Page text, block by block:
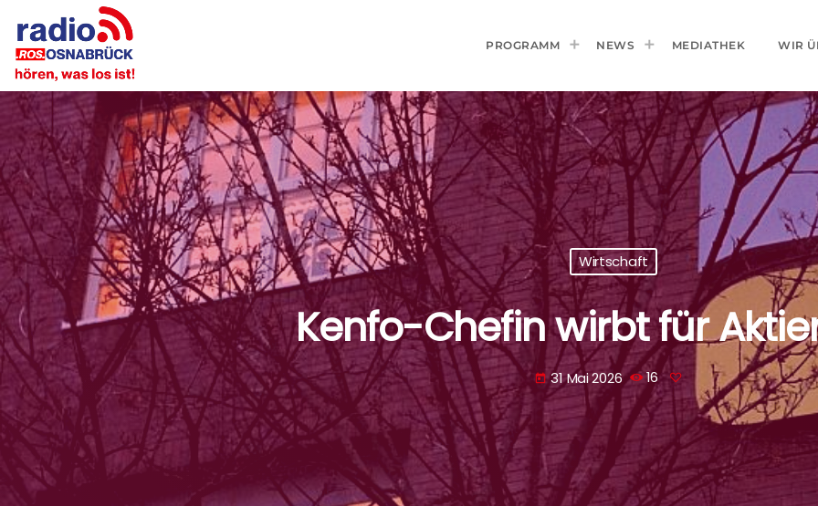
PROGRAMM NEWS MEDIATHEK WIR
Wirtschaft
Kenfo-Chefin wirbt für
today 31 Mai 2026 16